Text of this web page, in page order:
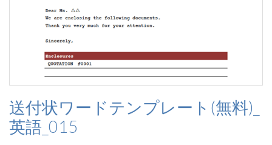
送付状ワードテンプレート(無料)_
英語_015